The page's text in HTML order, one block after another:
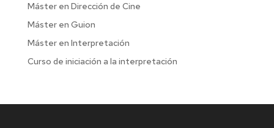
Máster en Dirección de Cine
Máster en Guion
Máster en Interpretación
Curso de iniciación a la interpretación